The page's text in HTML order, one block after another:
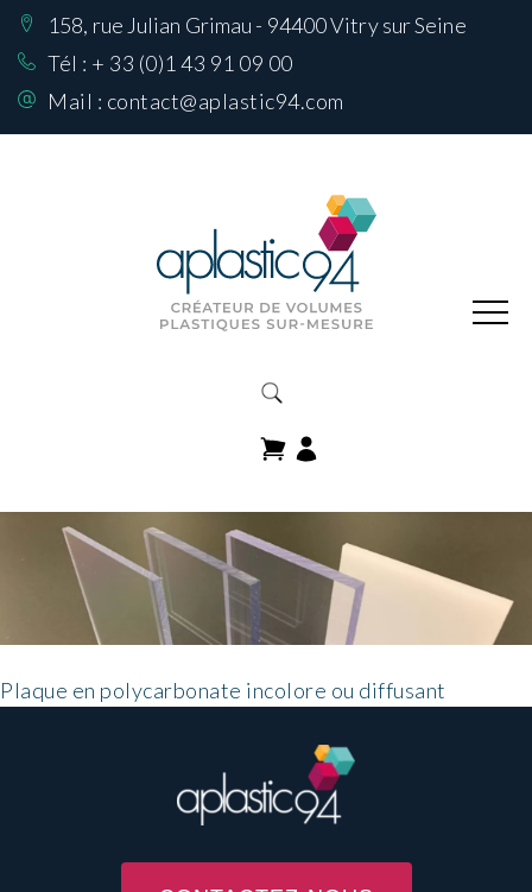
Nos Réalisations
sur mesure
Produits
Comment choisir
sa matière
Contactez-nous
158, rue Julian Grimau - 94400 Vitry sur Seine
Tél : + 33 (0)1 43 91 09 00
Mail : contact@aplastic94.com
Plaque en polycarbonate incolore ou diffusant